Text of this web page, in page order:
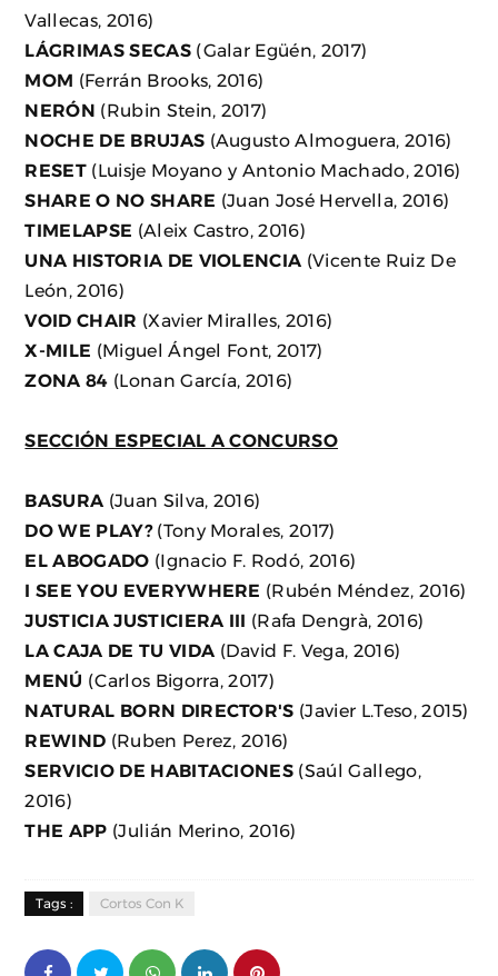
Vallecas, 2016)
LÁGRIMAS SECAS (Galar Egüén, 2017)
MOM (Ferrán Brooks, 2016)
NERÓN (Rubin Stein, 2017)
NOCHE DE BRUJAS (Augusto Almoguera, 2016)
RESET (Luisje Moyano y Antonio Machado, 2016)
SHARE O NO SHARE (Juan José Hervella, 2016)
TIMELAPSE (Aleix Castro, 2016)
UNA HISTORIA DE VIOLENCIA (Vicente Ruiz De
León, 2016)
VOID CHAIR (Xavier Miralles, 2016)
X-MILE (Miguel Ángel Font, 2017)
ZONA 84 (Lonan García, 2016)
SECCIÓN ESPECIAL A CONCURSO
BASURA (Juan Silva, 2016)
DO WE PLAY? (Tony Morales, 2017)
EL ABOGADO (Ignacio F. Rodó, 2016)
I SEE YOU EVERYWHERE (Rubén Méndez, 2016)
JUSTICIA JUSTICIERA III (Rafa Dengrà, 2016)
LA CAJA DE TU VIDA (David F. Vega, 2016)
MENÚ (Carlos Bigorra, 2017)
NATURAL BORN DIRECTOR'S (Javier L.Teso, 2015)
REWIND (Ruben Perez, 2016)
SERVICIO DE HABITACIONES (Saúl Gallego,
2016)
THE APP (Julián Merino, 2016)
Tags : Cortos Con K